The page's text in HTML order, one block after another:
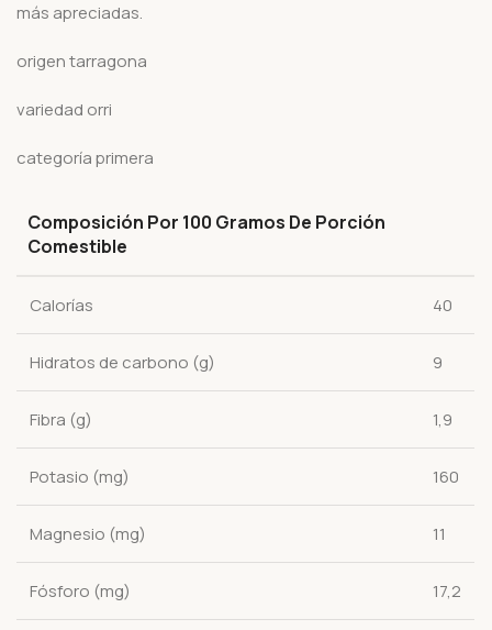
más apreciadas.
origen tarragona
variedad orri
categoría primera
Composición Por 100 Gramos De Porción
Comestible
Calorías 40
Hidratos de carbono (g) 9
Fibra (g) 1,9
Potasio (mg) 160
Magnesio (mg) 11
Fósforo (mg) 17,2